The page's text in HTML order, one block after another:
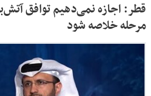
قطر: اجازه نمی‌دهیم توافق
مرحله خلاصه شود